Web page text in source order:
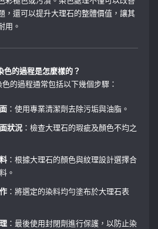
，還可以提升大理石的整體價值，讓其
用。
色的過程是怎麼樣的？
的過程通常包括以下幾個步驟：
：使用專業清潔劑去除污垢與油脂。
狀況 ：檢查大理石的瑕疵及顏色不均之
：根據大理石的顏色與紋理設計選擇合
。
：將選定的染料均勻塗布於大理石表
：最後使用封閉劑進行保護，以防止染